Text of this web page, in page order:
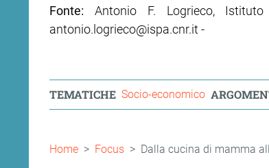
Fonte: Antonio F. Logrieco,
antonio.logrieco@ispa.cnr.it -
TEMATICHE Socio-economico
Briciole
Home Focus Dalla cucina di mamma